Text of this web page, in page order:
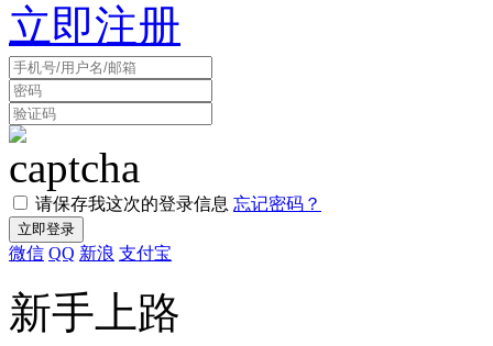
立即注册
请保存我这次的登录信息 忘记密码？
微信 QQ 新浪 支付宝
新手上路